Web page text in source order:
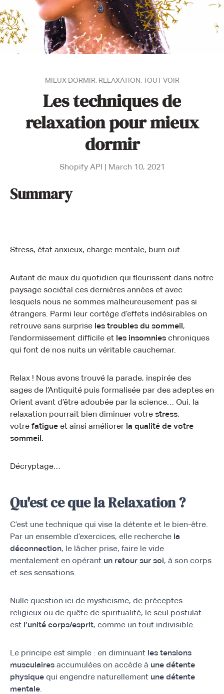
MIEUX DORMIR, RELAXATION,TOUT VOIR
Les techniques de
relaxation pour mieux
dormir
Shopify API | March 10, 2021
Summary
Stress, état anxieux, charge mentale, burn out…
Autant de maux du quotidien qui fleurissent dans notre
paysage sociétal ces dernières années et avec
lesquels nous ne sommes malheureusement pas si
étrangers. Parmi leur cortège d’effets indésirables on
retrouve sans surprise les troubles du sommeil,
l’endormissement difficile et les insomnies chroniques
qui font de nos nuits un véritable cauchemar.
Relax ! Nous avons trouvé la parade, inspirée des
sages de l’Antiquité puis formalisée par des adeptes en
Orient avant d’être adoubée par la science… Oui, la
relaxation pourrait bien diminuer votre stress,
votre fatigue et ainsi améliorer la qualité de votre
sommeil.
Décryptage…
Qu'est ce que la Relaxation ?
C’est une technique qui vise la détente et le bien-être.
Par un ensemble d’exercices, elle recherche la
déconnection, le lâcher prise, faire le vide
mentalement en opérant un retour sur soi, à son corps
et ses sensations.
Nulle question ici de mysticisme, de préceptes
religieux ou de quête de spiritualité, le seul postulat
est l’unité corps/esprit, comme un tout indivisible.
Le principe est simple : en diminuant les tensions
musculaires accumulées on accède à une détente
physique qui engendre naturellement une détente
mentale